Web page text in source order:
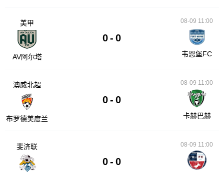
美甲
AV阿尔塔
0 - 0
08-09 11:00
韦恩堡FC
澳威北超
布罗德美度兰
0 - 0
08-09 11:00
卡赫巴赫
斐济联
0 - 0
08-09 11:00